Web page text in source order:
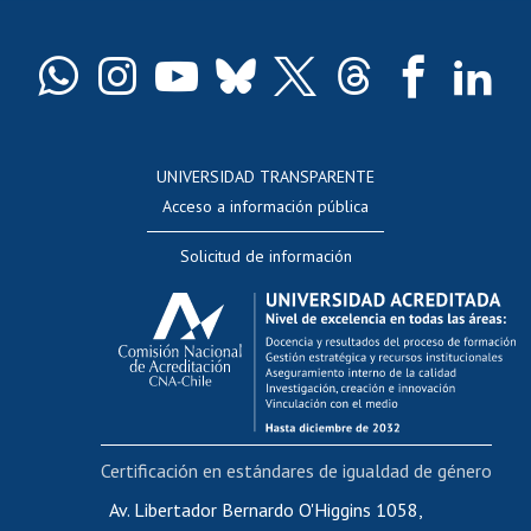
Docentes
Perfeccionamiento
Editar Portafolio Académico
Evaluación docente
Calificación académica
Postulación al AUCAI
Funcionarias/os
Cursos internos de capacitación
Bienestar del personal
Portal de movilidad interna
Certificado de renta
UNIVERSIDAD TRANSPARENTE
Acceso a información pública
Solicitud de información
Av. Libertador Bernardo O'Higgins 1058,
Certificación en estándares de igualdad de género